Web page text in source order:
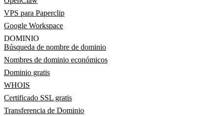
VPS para Paperclip
Google Workspace
DOMINIO
Búsqueda de nombre de dominio
Nombres de dominio económicos
Dominio gratis
WHOIS
Certificado SSL gratis
Transferencia de Dominio